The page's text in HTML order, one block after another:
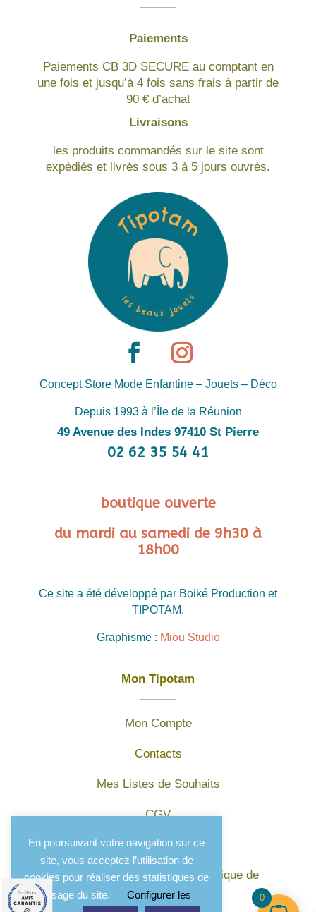
Paiements
Paiements CB 3D SECURE au comptant en
une fois et jusqu’à 4 fois sans frais à partir de
90 € d’achat
Livraisons
les produits commandés sur le site sont
expédiés et livrés sous 3 à 5 jours ouvrés.
Concept Store Mode Enfantine – Jouets – Déco
Depuis 1993 à l’Île de la Réunion
49 Avenue des Indes 97410 St Pierre
02 62 35 54 41
boutique ouverte
du mardi au samedi de 9h30 à
18h00
Ce site a été développé par Boiké Production et
TIPOTAM.
Graphisme : Miou Studio
Mon Tipotam
Mon Compte
Contacts
Mes Listes de Souhaits
CGV
Mentions légales
Protection des données et politique de
confidentialité
En poursuivant votre navigation sur ce
site, vous acceptez l’utilisation de
cookies pour réaliser des statistiques de
l'usage du site.
Configurer les
0